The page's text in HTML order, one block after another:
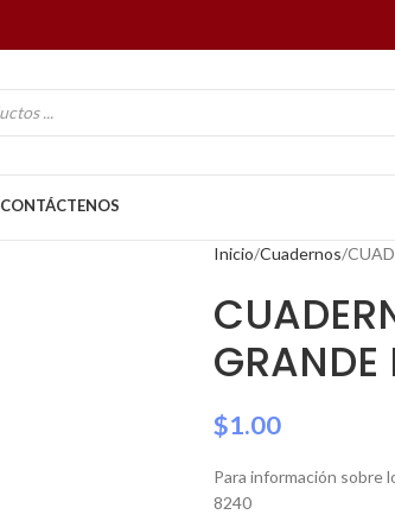
CONTÁCTENOS
Inicio Cuadernos
$1.00
Para información sobre
8240